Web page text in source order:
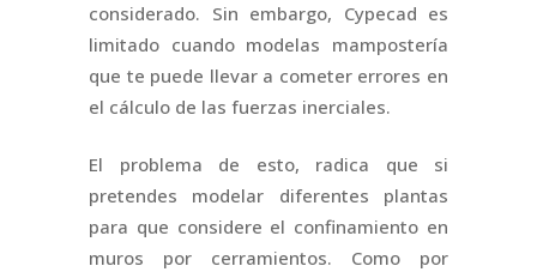
considerado. Sin embargo, Cypecad es
limitado cuando modelas mampostería
que te puede llevar a cometer errores en
el cálculo de las fuerzas inerciales.
El problema de esto, radica que si
pretendes modelar diferentes plantas
para que considere el confinamiento en
muros por cerramientos. Como por